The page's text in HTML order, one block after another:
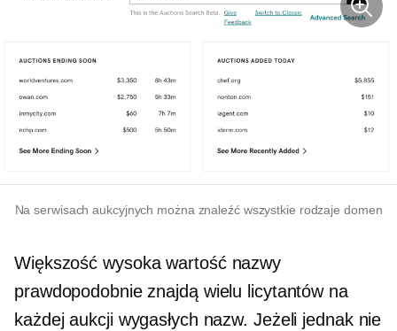
Na serwisach aukcyjnych można znaleźć wszystkie rodzaje domen
Większośćwysoka wartośćnazwy
prawdopodobnie znajdą wielu licytantów na
każdej aukcji wygasłych nazw. Jeżeli jednak nie